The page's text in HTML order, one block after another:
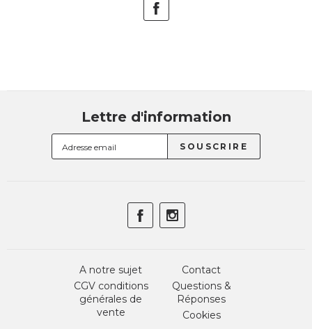
Lettre d'information
A notre sujet
CGV conditions
générales de
vente
Contact
Questions &
Réponses
Cookies